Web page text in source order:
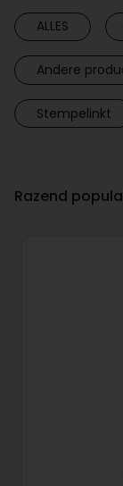
ALLES
Andere
Stempelinkt
Razend